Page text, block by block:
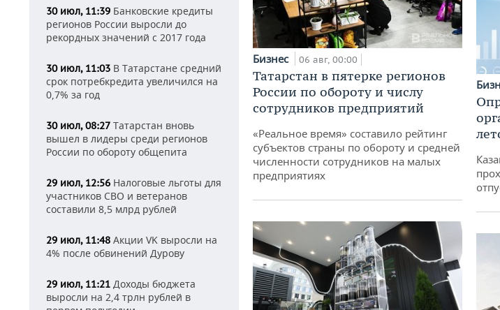
30 июл, 11:39 Банковские кредиты
регионов России выросли до
рекордных значений с 2017 года
30 июл, 11:03 В Татарстане средний
срок потребкредита увеличился на
0,7% за год
30 июл, 08:27 Татарстан вновь
вышел в лидеры среди регионов
России по обороту общепита
29 июл, 12:56 Налоговые льготы для
участников СВО и ветеранов
составили 8,5 млрд рублей
29 июл, 11:48 Акции VK выросли на
4% после обвинений Дурову
29 июл, 11:21 Доходы бюджета
выросли на 2,4 трлн рублей в
Бизнес 06 авг, 00:00
Татарстан в пятерке регионов
России по обороту и числу
сотрудников предприятий
«Реальное время» составило рейтинг
субъектов страны по обороту и средней
численности сотрудников на малых
предприятиях